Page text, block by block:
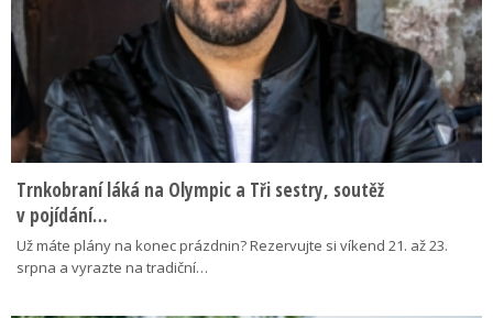
Trnkobraní láká na Olympic a Tři sestry, soutěž
v pojídání…
Už máte plány na konec prázdnin? Rezervujte si víkend 21. až 23.
srpna a vyrazte na tradiční…